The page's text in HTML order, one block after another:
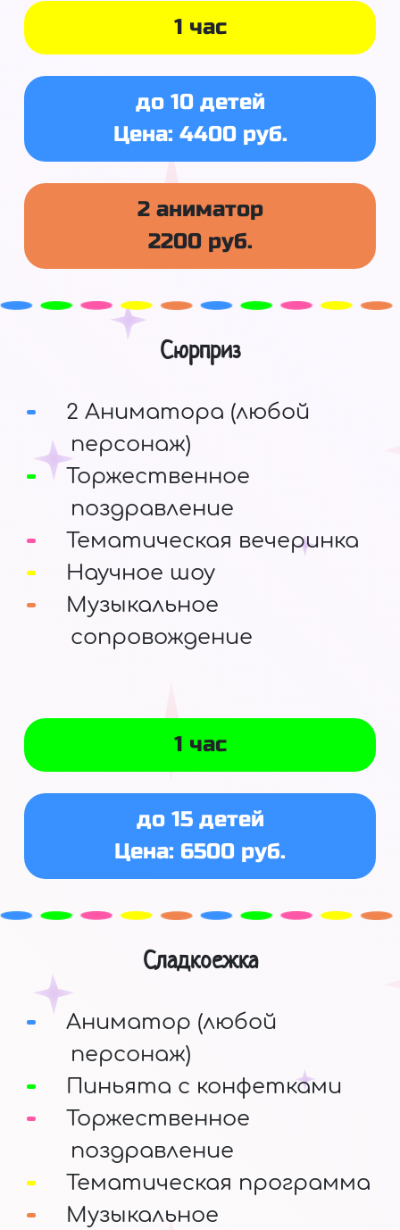
1 час
до 10 детей
Цена: 4400 руб.
2 аниматор
2200 руб.
Сюрприз
2 Аниматора (любой
персонаж)
Торжественное
поздравление
Тематическая вечеринка
Научное шоу
Музыкальное
сопровождение
1 час
до 15 детей
Цена: 6500 руб.
Сладкоежка
Аниматор (любой
персонаж)
Пиньята с конфетками
Торжественное
поздравление
Тематическая программа
Музыкальное